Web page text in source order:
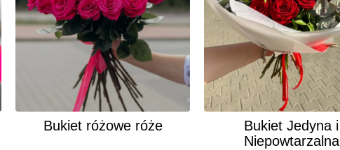
Bukiet różowe róże
Bukiet Jedyna i
Niepowtarzalna